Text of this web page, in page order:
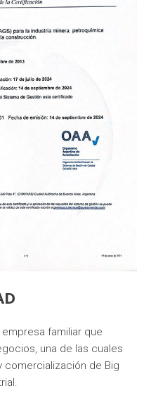
empresa familiar que
una de las cuales
comercialización de Big